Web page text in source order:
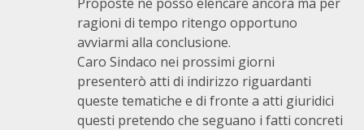
ragioni di tempo ritengo opportuno
avviarmi alla conclusione.
Caro Sindaco nei prossimi giorni
presenterò atti di indirizzo riguardanti
queste tematiche e di fronte a atti giuridici
questi pretendo che seguano i fatti concreti